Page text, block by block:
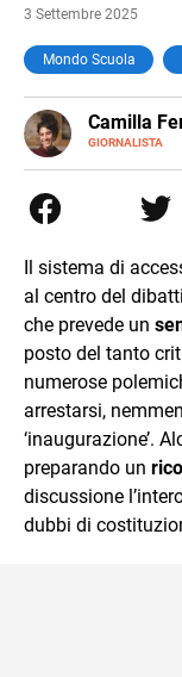
3 Settembre 2025
Mondo Scuola
Camilla
GIORNALISTA
E-
MAIL
LINKEDIN
di
da lì non mi
mente.
Il sistema di
al centro del
che prevede un
posto del tanto
numerose
arrestarsi,
‘inaugurazione’.
preparando un
discussione
dubbi di